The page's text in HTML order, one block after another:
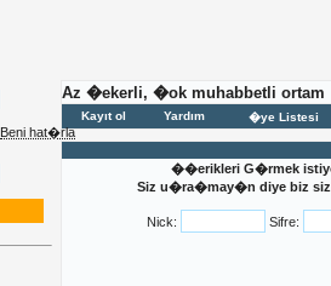
Beni hat�rla
Az �ekerli, �ok muhabbetli ortam
Kayıt ol Yardım �ye Listesi
��erikleri G�rmek
Siz u�ra�may�n diye biz
Nick: Sifre: